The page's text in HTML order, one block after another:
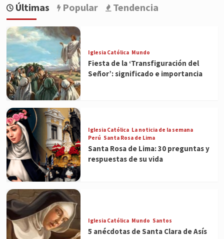
Últimas Popular Tendencia
Iglesia Católica Mundo
Fiesta de la ‘Transfiguración del
Señor’: significado e importancia
Iglesia Católica La noticia de la semana
Perú Santa Rosa de Lima
Santa Rosa de Lima: 30 preguntas y
respuestas de su vida
Iglesia Católica Mundo Santos
5 anécdotas de Santa Clara de Asís